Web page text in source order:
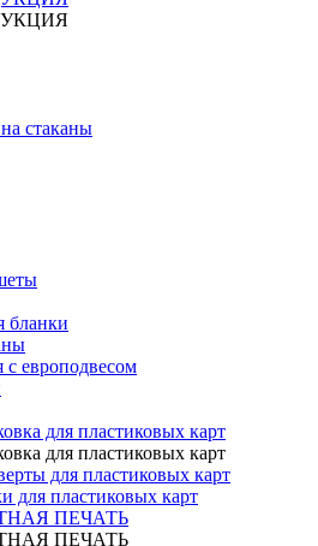
стаканы
бланки
с европодвесом
для пластиковых карт
для пластиковых карт
для пластиковых карт
для пластиковых карт
ПЕЧАТЬ
ПЕЧАТЬ